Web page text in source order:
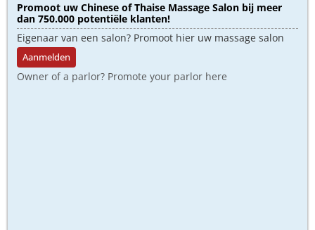
Promoot uw Chinese of Thaise Massage Salon bij meer
dan 750.000 potentiële klanten!
Eigenaar van een salon? Promoot hier uw massage salon
Aanmelden
Owner of a parlor? Promote your parlor here